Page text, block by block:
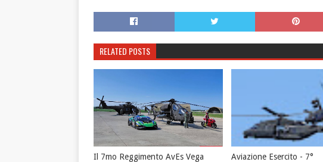
RELATED POSTS
Il 7mo Reggimento AvEs Vega
Aviazione Esercito - 7°